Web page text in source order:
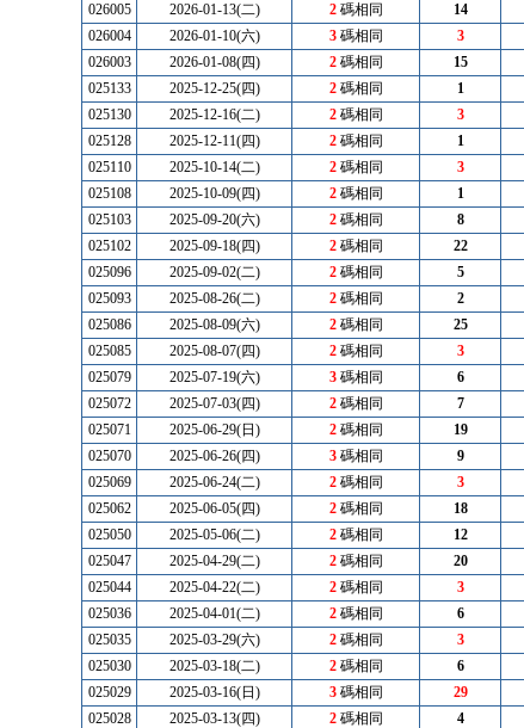
026005
2026-01-13(二) 2碼相同 14
026004
2026-01-10(六) 3碼相同 3
026003
2026-01-08(四) 2碼相同 15
025133
2025-12-25(四) 2碼相同 1
025130
2025-12-16(二) 2碼相同 3
025128
2025-12-11(四) 2碼相同 1
025110
2025-10-14(二) 2碼相同 3
025108
2025-10-09(四) 2碼相同 1
025103
2025-09-20(六) 2碼相同 8
025102
2025-09-18(四) 2碼相同 22
025096
2025-09-02(二) 2碼相同 5
025093
2025-08-26(二) 2碼相同 2
025086
2025-08-09(六) 2碼相同 25
025085
2025-08-07(四) 2碼相同 3
025079
2025-07-19(六) 3碼相同 6
025072
2025-07-03(四) 2碼相同 7
025071
2025-06-29(日) 2碼相同 19
025070
2025-06-26(四) 3碼相同 9
025069
2025-06-24(二) 2碼相同 3
025062
2025-06-05(四) 2碼相同 18
025050
2025-05-06(二) 2碼相同 12
025047
2025-04-29(二) 2碼相同 20
025044
2025-04-22(二) 2碼相同 3
025036
2025-04-01(二) 2碼相同 6
025035
2025-03-29(六) 2碼相同 3
025030
2025-03-18(二) 2碼相同 6
025029
2025-03-16(日) 3碼相同 29
025028
2025-03-13(四) 2碼相同 4